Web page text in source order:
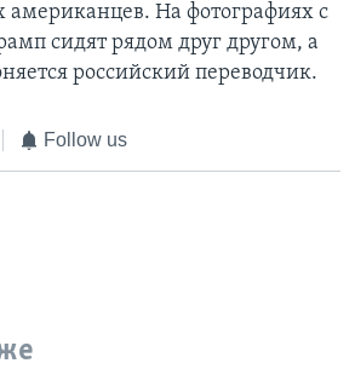
американцев. На фотографиях с
сидят рядом друг другом, а
российский переводчик.
Follow us